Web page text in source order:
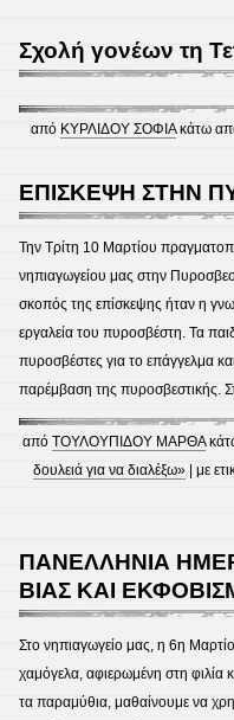
Σχολή γονέων τη
από ΚΥΡΛΙΔΟΥ ΣΟΦΙΑκάτω
ΕΠΙΣΚΕΨΗ ΣΤΗΝ
Την Τρίτη 10 Μαρτίου
νηπιαγωγείου μας στην
σκοπός της επίσκεψης ήταν η
εργαλεία του πυροσβέστη. Τα
πυροσβέστες για το επάγγελμα
παρέμβαση της πυροσβεστικής.
απόΤΟΥΛΟΥΠΙΔΟΥ ΜΑΡΘΑ
δουλειά για να διαλέξω» | με
ΠΑΝΕΛΛΗΝΙΑ
ΒΙΑΣ ΚΑΙ
Στο νηπιαγωγείο μας, η 6η
χαμόγελα, αφιερωμένη στη φιλία
τα παραμύθια, μαθαίνουμε να